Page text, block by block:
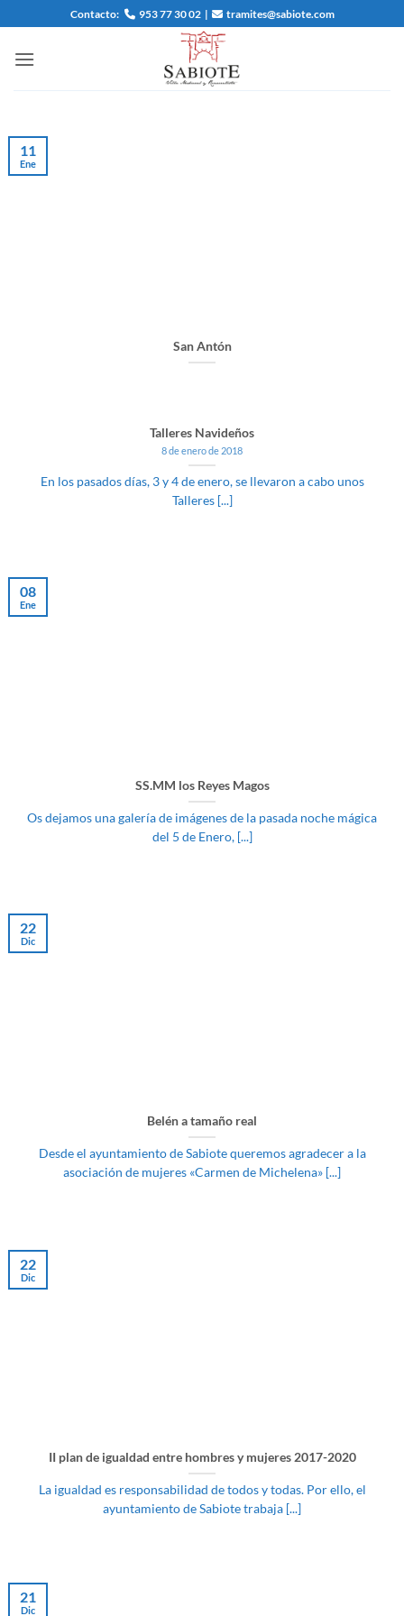
al
contenido
Contacto: 953 77 30 02| tramites@sabiote.com
San Antón
11
Ene
Talleres Navideños
8 de enero de 2018
En los pasados días, 3 y 4 de enero, se llevaron a cabo unos
Talleres [...]
SS.MM los Reyes Magos
Os dejamos una galería de imágenes de la pasada noche mágica
del 5 de Enero, [...]
08
Ene
Belén a tamaño real
Desde el ayuntamiento de Sabiote queremos agradecer a la
asociación de mujeres «Carmen de Michelena» [...]
22
Dic
II plan de igualdad entre hombres y mujeres 2017-2020
La igualdad es responsabilidad de todos y todas. Por ello, el
ayuntamiento de Sabiote trabaja [...]
22
Dic
21
Dic